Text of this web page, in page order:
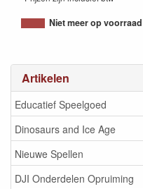
Artikelen
Educatief Speelgoed
Dinosaurs and Ice Age
Nieuwe Spellen
DJI Onderdelen Opruiming
4056534053889
Niet meer op voorraad